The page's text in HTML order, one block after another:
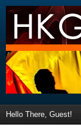
Hello There, Guest!